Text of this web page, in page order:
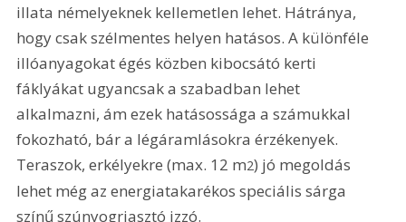
illata némelyeknek kellemetlen lehet. Hátránya,
hogy csak szélmentes helyen hatásos. A különféle
illóanyagokat égés közben kibocsátó kerti
fáklyákat ugyancsak a szabadban lehet
alkalmazni, ám ezek hatásossága a számukkal
fokozható, bár a légáramlásokra érzékenyek.
Teraszok, erkélyekre (max. 12 m2) jó megoldás
lehet még az energiatakarékos speciális sárga
színű szúnyogriasztó izzó.